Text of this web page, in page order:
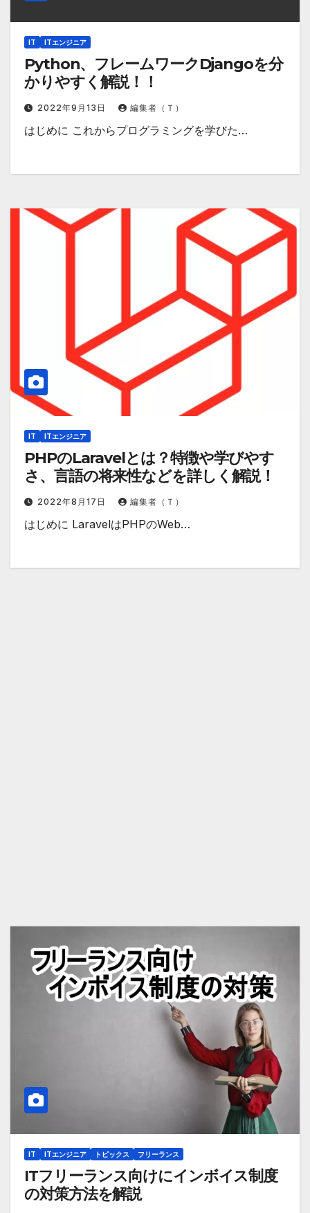
IT ITエンジニア
Python、フレームワークDjangoを分
かりやすく解説！！
2022年9月13日 編集者（Ｔ）
はじめに これからプログラミングを学びた…
IT ITエンジニア
PHPのLaravelとは？特徴や学びやす
さ、言語の将来性などを詳しく解説！
2022年8月17日 編集者（Ｔ）
はじめに LaravelはPHPのWeb…
IT ITエンジニア トピックス フリーランス
ITフリーランス向けにインボイス制度
の対策方法を解説